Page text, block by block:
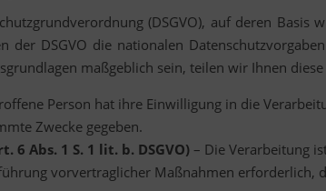
(DSGVO), auf deren Basis
der DSGVO die nationalen
maßgeblich sein, teilen wir Ihnen
Person hat ihre Einwilligung in die
Zwecke gegeben.
Abs. 1 S. 1 lit. b. DSGVO) – Die Verarbeitung
vorvertraglicher Maßnahmen erforderlich,